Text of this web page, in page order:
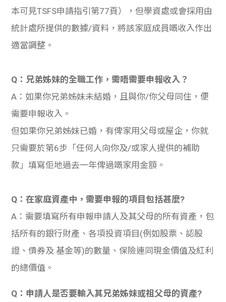
本可見TSFS申請指引第77頁），但學資處或會採用由
統計處所提供的數據/資料，將該家庭成員嘅收入作出
適當調整。
Q：兄弟姊妹的全職工作，需唔需要申報收入？
A：如果你兄弟姊妹未結婚，且與你/你父母同住，便
需要申報收入。
但如果你兄弟姊妹已婚，有俾家用父母或屋企，你就
只需要於第6步「任何人向你及/或家人提供的補助
款」填寫佢地過去一年俾過嘅家用金額。
Q：在家庭資產中，需要申報的項目包括甚麼?
A：需要填寫所有申報申請人及其父母的所有資產，包
括所有的銀行財產、各項投資項目(例如股票、認股
證、債券及 基金等)的數量、保險連同現金價值及紅利
的總價值。
Q：申請人是否要輸入其兄弟姊妹或祖父母的資產?